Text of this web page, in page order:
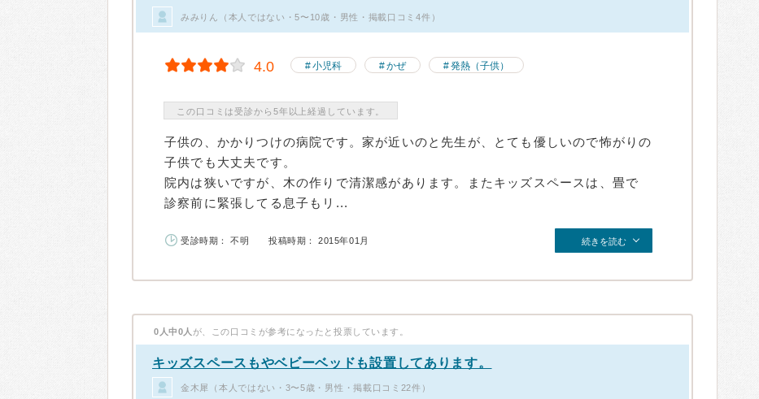
みみりん（本人ではない・5〜10歳・男性・掲載口コミ4件）
4.0 小児科 かぜ 発熱（子供）
この口コミは受診から5年以上経過しています。
子供の、かかりつけの病院です。家が近いのと先生が、とても優しいので怖がりの
子供でも大丈夫です。
院内は狭いですが、木の作りで清潔感があります。またキッズスペースは、畳で
診察前に緊張してる息子もリ...
受診時期： 不明 投稿時期： 2015年01月 続きを読む
0人中0人 が、この口コミが参考になったと投票しています。
キッズスペースもやベビーベッドも設置してあります。
金木犀（本人ではない・3〜5歳・男性・掲載口コミ22件）